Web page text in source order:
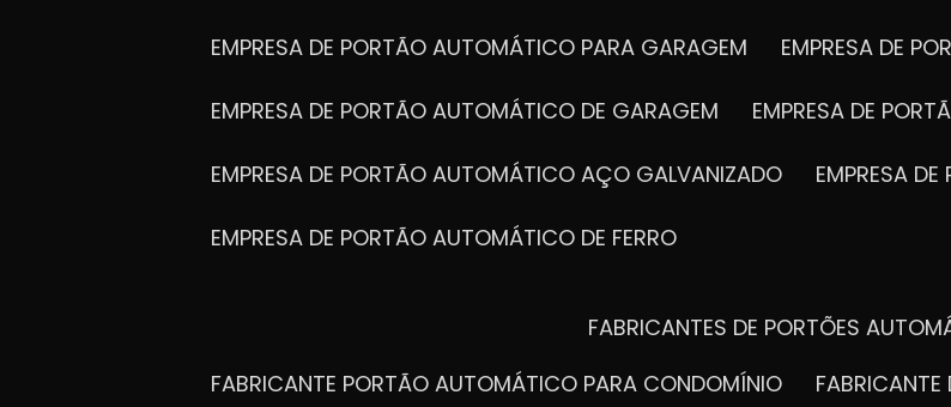
EMPRESA DE PORTÃO AUTOMÁTICO PARA GARAGEM EMPRESA DE
EMPRESA DE PORTÃO AUTOMÁTICO DE GARAGEM EMPRESA DE
EMPRESA DE PORTÃO AUTOMÁTICO AÇO GALVANIZADO EMPRESA
EMPRESA DE PORTÃO AUTOMÁTICO DE FERRO
FABRICANTES DE PORTÕES
FABRICANTE PORTÃO AUTOMÁTICO PARA CONDOMÍNIO